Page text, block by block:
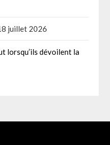
juillet 2026
lorsqu’ils dévoilent la